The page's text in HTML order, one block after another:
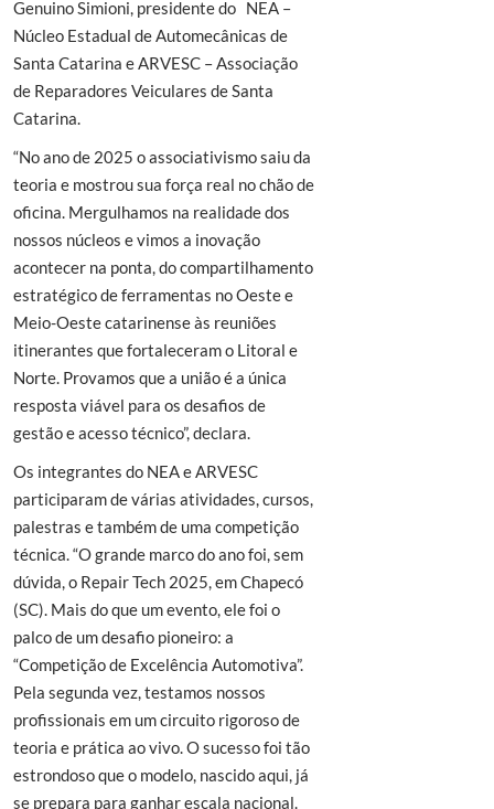
Genuino Simioni, presidente do NEA –
Núcleo Estadual de Automecânicas de
Santa Catarina e ARVESC – Associação
de Reparadores Veiculares de Santa
Catarina.
“No ano de 2025 o associativismo saiu da
teoria e mostrou sua força real no chão de
oficina. Mergulhamos na realidade dos
nossos núcleos e vimos a inovação
acontecer na ponta, do compartilhamento
estratégico de ferramentas no Oeste e
Meio-Oeste catarinense às reuniões
itinerantes que fortaleceram o Litoral e
Norte. Provamos que a união é a única
resposta viável para os desafios de
gestão e acesso técnico”, declara.
Os integrantes do NEA e ARVESC
participaram de várias atividades, cursos,
palestras e também de uma competição
técnica. “O grande marco do ano foi, sem
dúvida, o Repair Tech 2025, em Chapecó
(SC). Mais do que um evento, ele foi o
palco de um desafio pioneiro: a
“Competição de Excelência Automotiva”.
Pela segunda vez, testamos nossos
profissionais em um circuito rigoroso de
teoria e prática ao vivo. O sucesso foi tão
estrondoso que o modelo, nascido aqui, já
se prepara para ganhar escala nacional.